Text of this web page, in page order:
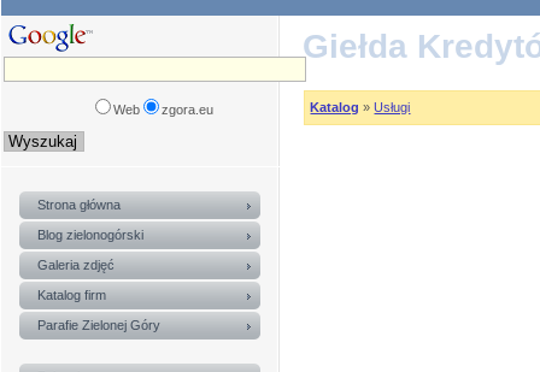
Giełda
Katalog »Usługi
Web zgora.eu
Strona główna
Blog zielonogórski
Galeria zdjęć
Katalog firm
Parafie Zielonej Góry